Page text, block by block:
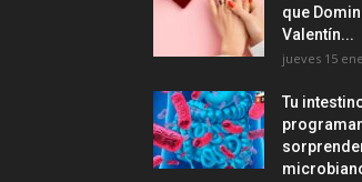
que
Valentín...
jueves 15
Tu